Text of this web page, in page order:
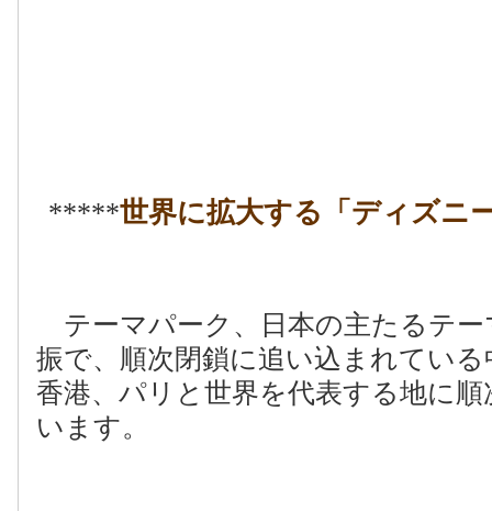
*****世界に拡大する「ディズニ
テーマパーク、日本の主たるテー
振で、順次閉鎖に追い込まれてい
香港、パリと世界を代表する地に
います。